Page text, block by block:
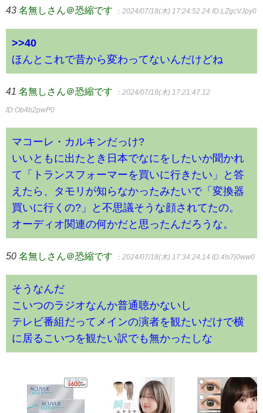
43 名無しさん＠恐縮です ：2024/07/18(木) 17:24:52.24 ID:LZgcVJpy0
>>40
ほんとこれで昔から変わってないんだけどね
41 名無しさん＠恐縮です ：2024/07/18(木) 17:21:47.12
ID:Ob4b2pwP0
マコーレ・カルキンだっけ?
いいともに出たとき日本でなにをしたいか聞かれ
て「トランスフォーマーを買いに行きたい」と答
えたら、タモリが知らなかったみたいで「変換器
買いに行くの?」と不思議そうな顔されてたの。
オーディオ関連の何かだと思ったんだろうな。
50 名無しさん＠恐縮です ：2024/07/18(木) 17:34:24.14 ID:4Is7j0ww0
そうなんだ
こいつのラジオなんか普通聴かないし
テレビ番組だってメインの演者を観たいだけで横
に居るこいつを観たい訳でも無かったしな